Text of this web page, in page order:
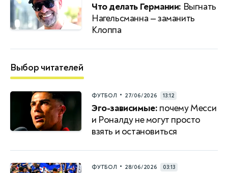
Что делать Германии: Выгнать
Нагельсманна — заманить
Клоппа
Выбор читателей
ФУТБОЛ • 27/06/2026 13:12
Эго-зависимые: почему Месси
и Роналду не могут просто
взять и остановиться
ФУТБОЛ • 28/06/2026 03:13